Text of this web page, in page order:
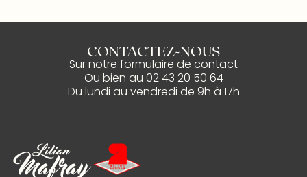
CONTACTEZ-NOUS
Sur notre formulaire de contact
Ou bien au 02 43 20 50 64
Du lundi au vendredi de 9h à 17h